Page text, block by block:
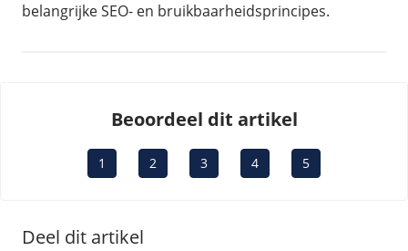
belangrijke SEO- en bruikbaarheidsprincipes.
Beoordeel dit artikel
1 2 3 4 5
Deel dit artikel